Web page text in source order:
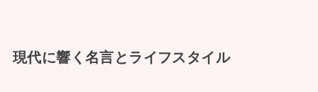
現代に響く名言とライフスタイル